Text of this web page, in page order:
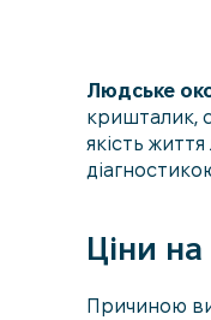
Людське
кришталик,
якість
Ціни
Причиною